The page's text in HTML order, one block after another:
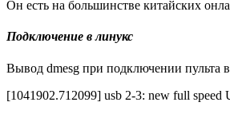
Он есть на большинстве китайских
Подключение в линукс
Вывод dmesg при подключении пульта
[1041902.712099] usb 2-3: new full speed